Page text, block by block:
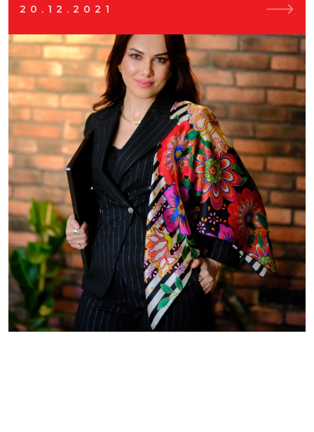
20.12.2021